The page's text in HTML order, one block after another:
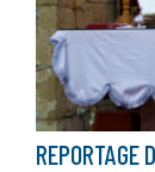
REPORTAGE